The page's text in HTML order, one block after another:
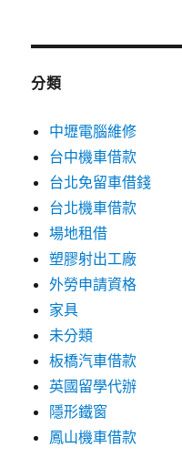
分類
中壢電腦維修
台中機車借款
台北免留車借錢
台北機車借款
場地租借
塑膠射出工廠
外勞申請資格
家具
未分類
板橋汽車借款
英國留學代辦
隱形鐵窗
鳳山機車借款